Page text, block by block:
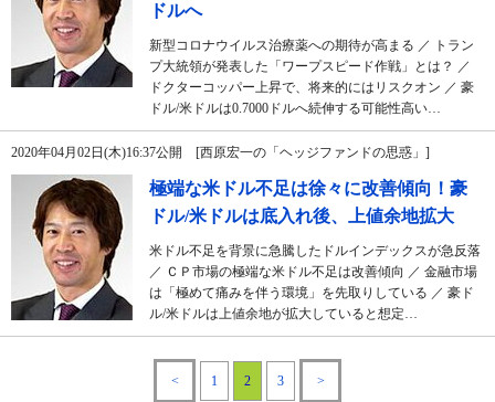
ドルへ
新型コロナウイルス治療薬への期待が高まる ／ トラン
プ大統領が発表した「ワープスピード作戦」とは？ ／
ドクターコッパー上昇で、将来的にはリスクオン ／ 豪
ドル/米ドルは0.7000ドルへ続伸する可能性高い…
2020年04月02日(木)16:37公開 [西原宏一の「ヘッジファンドの思惑」]
極端な米ドル不足は徐々に改善傾向！豪
ドル/米ドルは底入れ後、上値余地拡大
米ドル不足を背景に急騰したドルインデックスが急反落
／ ＣＰ市場の極端な米ドル不足は改善傾向 ／ 金融市場
は「極めて痛みを伴う環境」を先取りしている ／ 豪ド
ル/米ドルは上値余地が拡大していると想定…
< 1 2 3 >